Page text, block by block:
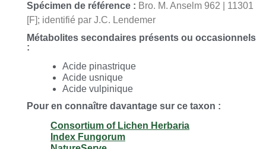
Spécimen de référence : Bro. M. Anselm 962 | 11301
[F]; identifié par J.C. Lendemer
Métabolites secondaires présents ou occasionnels
:
Acide pinastrique
Acide usnique
Acide vulpinique
Pour en connaître davantage sur ce taxon :
Consortium of Lichen Herbaria
Index Fungorum